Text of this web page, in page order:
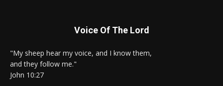
Voice Of The Lord
"My sheep hear my voice, and I know them,
and they follow me."
John 10:27